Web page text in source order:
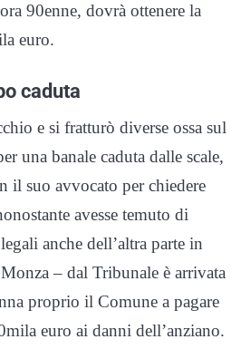
90enne, dovrà ottenere la
euro.
caduta
e si fratturò diverse ossa sul
una banale caduta dalle scale,
il suo avvocato per chiedere
avesse temuto di
anche dell’altra parte in
– dal Tribunale è arrivata
proprio il Comune a pagare
euro ai danni dell’anziano.